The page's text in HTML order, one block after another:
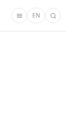
EN